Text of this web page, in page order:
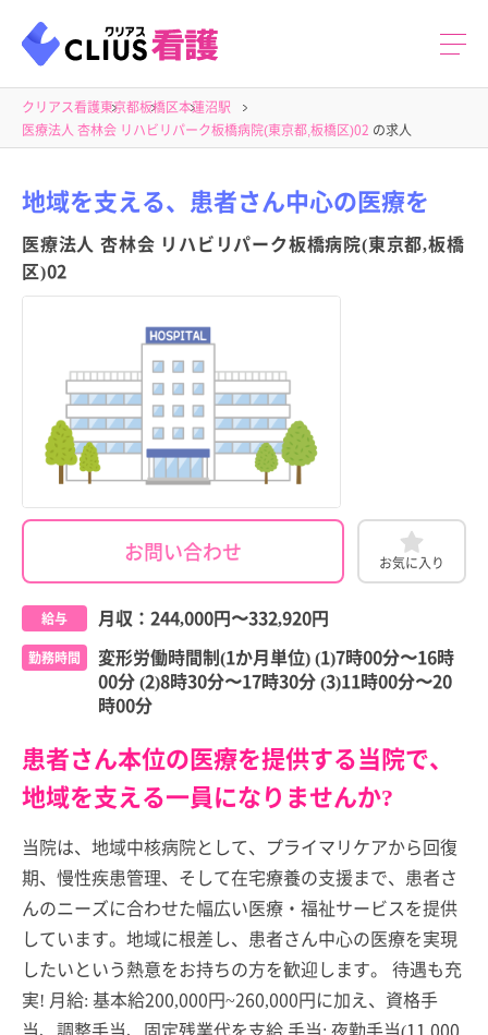
クリアス看護東京都板橋区本蓮沼駅
医療法人 杏林会 リハビリパーク板橋病院(東京都,板橋区)02 の求人
地域を支える、患者さん中心の医療を
医療法人 杏林会 リハビリパーク板橋病院(東京都,板橋
区)02
お問い合わせ お気に入り
給与 月収： 244,000円〜332,920円
勤務時間
変形労働時間制(1か月単位) (1)7時00分〜16時
00分 (2)8時30分〜17時30分 (3)11時00分〜20
時00分
患者さん本位の医療を提供する当院で、
地域を支える一員になりませんか?
当院は、地域中核病院として、プライマリケアから回復
期、慢性疾患管理、そして在宅療養の支援まで、患者さ
んのニーズに合わせた幅広い医療・福祉サービスを提供
しています。地域に根差し、患者さん中心の医療を実現
したいという熱意をお持ちの方を歓迎します。 待遇も充
実! 月給: 基本給200,000円~260,000円に加え、資格手
当、調整手当、固定残業代を支給 手当: 夜勤手当(11,000